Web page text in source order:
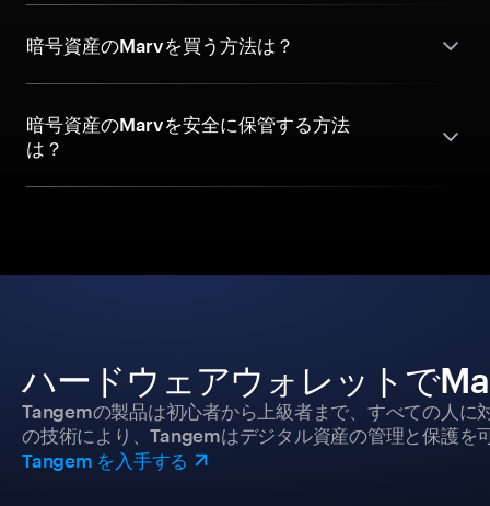
暗号資産のMarvを買う方法は？
暗号資産のMarvを安全に保管する方法
は？
ハードウェアウォレットで
Tangemの製品は初心者から上級者まで、すべての人に
の技術により、Tangemはデジタル資産の管理と保護を
Tangem を入手する